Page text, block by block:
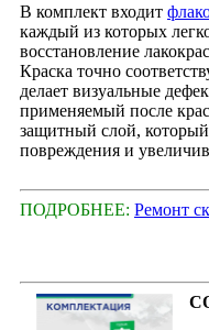
В комплект входит
каждый из которых
восстановление
Краска точно
делает визуальные
применяемый после
защитный слой,
повреждения и
ПОДРОБНЕЕ: Ремонт